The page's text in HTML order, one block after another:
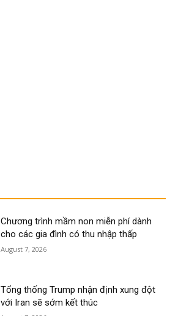
Chương trình mầm non miễn phí dành
cho các gia đình có thu nhập thấp
August 7, 2026
Tổng thống Trump nhận định xung đột
với Iran sẽ sớm kết thúc